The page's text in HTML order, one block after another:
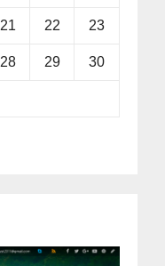
21 22 23
28 29 30